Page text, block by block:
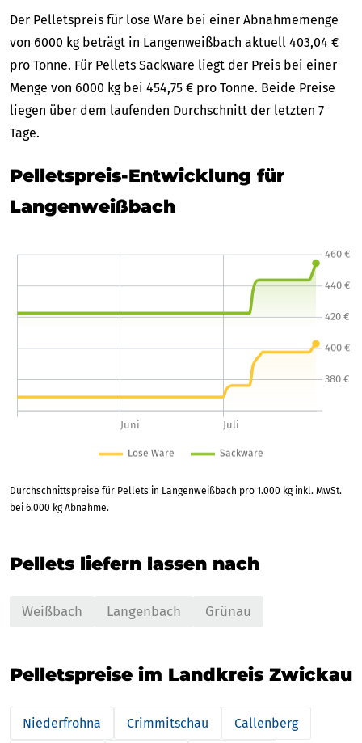
Der Pelletspreis für lose Ware bei einer Abnahmemenge
von 6000 kg beträgt in Langenweißbach aktuell 403,04 €
pro Tonne. Für Pellets Sackware liegt der Preis bei einer
Menge von 6000 kg bei 454,75 € pro Tonne. Beide Preise
liegen über dem laufenden Durchschnitt der letzten 7
Tage.
Pelletspreis-Entwicklung für
Langenweißbach
Durchschnittspreise für Pellets in Langenweißbach pro 1.000 kg inkl. MwSt.
bei 6.000 kg Abnahme.
Pellets liefern lassen nach
Weißbach Langenbach Grünau
Pelletspreise im Landkreis Zwickau
Niederfrohna Crimmitschau Callenberg